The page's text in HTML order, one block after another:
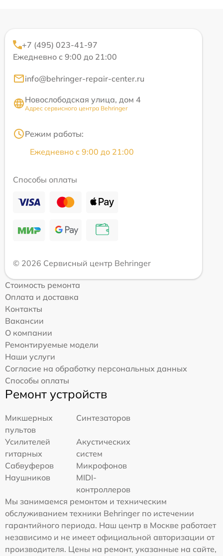
+7 (495) 023-41-97
Ежедневно с 9:00 до 21:00
info@behringer-repair-center.ru
Новослободская улица, дом 4
Адрес сервисного центра Behringer
Режим работы:
Ежедневно с 9:00 до 21:00
Способы оплаты
© 2026 Сервисный центр Behringer
Стоимость ремонта
Оплата и доставка
Контакты
Вакансии
О компании
Ремонтируемые модели
Наши услуги
Согласие на обработку персональных данных
Способы оплаты
Ремонт устройств
Микшерных
пультов
Синтезаторов
Усилителей
гитарных
Акустических
систем
Сабвуферов
Микрофонов
Наушников
MIDI-
контроллеров
Мы занимаемся ремонтом и техническим
обслуживанием техники Behringer по истечении
гарантийного периода. Наш центр в Москве работает
независимо и не имеет официальной авторизации от
производителя. Цены на ремонт, указанные на сайте,